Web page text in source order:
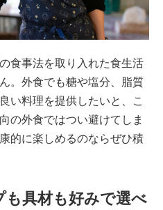
食事法を取り入れた食生活
。外食でも糖や塩分、脂質
い料理を提供したいと、こ
の外食ではつい避けてしま
的に楽しめるのならぜひ積
も具材も好みで選べ